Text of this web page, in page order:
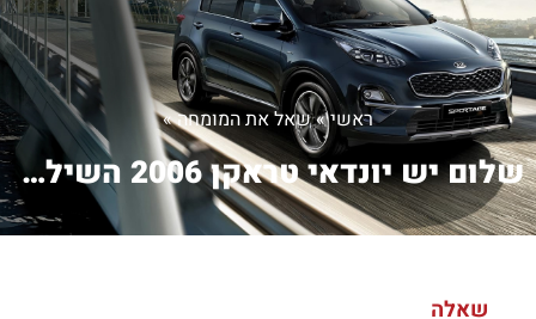
ראשי»שאל את המומחה»
שלום יש יונדאי טראקן 2006 השילוב 4x4...
שאלה